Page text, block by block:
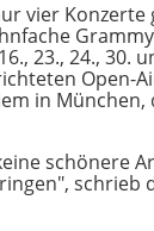
vier
23., 24., 30.
Open-
in München,
schönere
schrieb